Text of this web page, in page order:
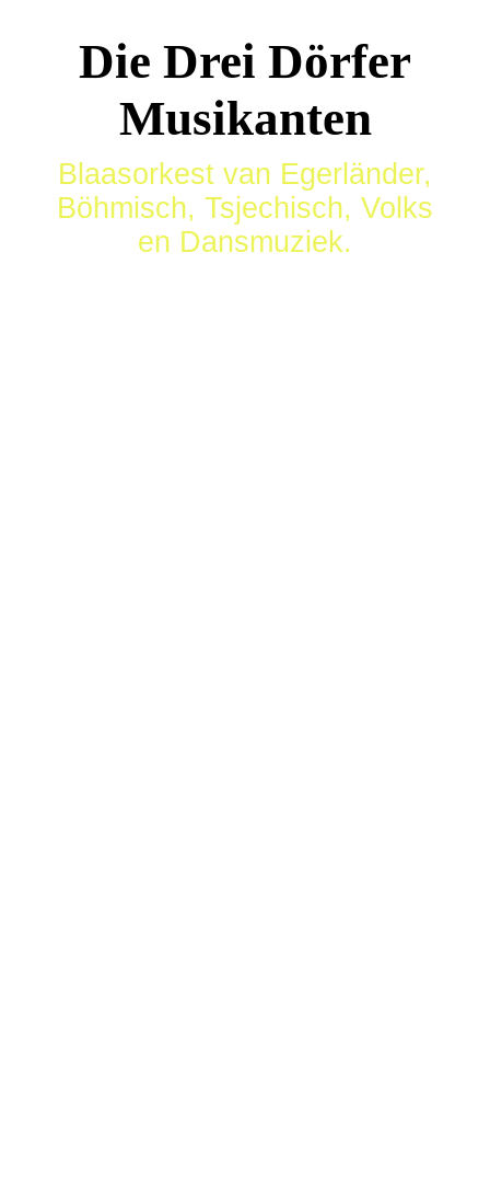
Die Drei Dörfer
Musikanten
Blaasorkest van Egerländer,
Böhmisch, Tsjechisch, Volks
en Dansmuziek.